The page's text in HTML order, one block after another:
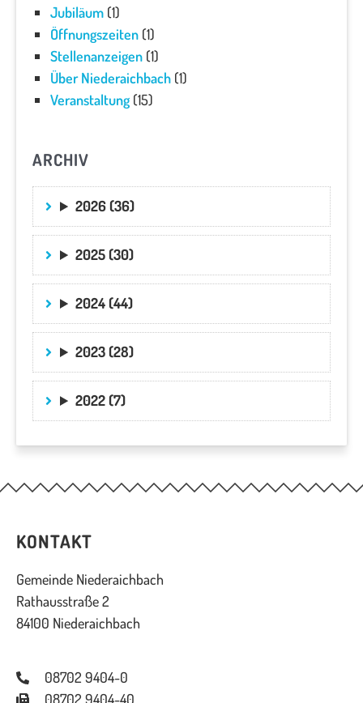
Jubiläum(1)
Öffnungszeiten(1)
Stellenanzeigen(1)
Über Niederaichbach(1)
Veranstaltung(15)
ARCHIV
2026 (36)
2025 (30)
2024 (44)
2023 (28)
2022 (7)
KONTAKT
Gemeinde Niederaichbach
Rathausstraße 2
84100 Niederaichbach
08702 9404-0
08702 9404-40